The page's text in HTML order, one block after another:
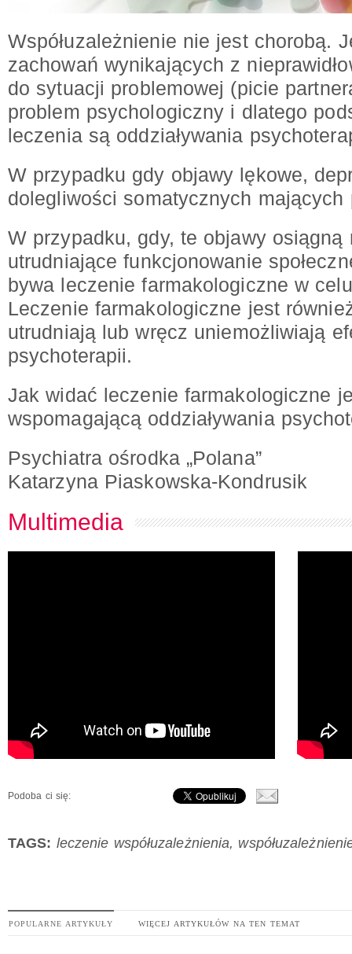
Współuzależnienie nie jest chorobą.
zachowań wynikających z
do sytuacji problemowej (picie
problem psychologiczny i dlatego
leczenia są oddziaływania
W przypadku gdy objawy lękowe,
dolegliwości somatycznych mających
W przypadku, gdy, te objawy
utrudniające funkcjonowanie
bywa leczenie farmakologiczne w
Leczenie farmakologiczne jest
utrudniają lub wręcz uniemożliwiają
psychoterapii.
Jak widać leczenie farmakologiczne
wspomagającą oddziaływania
Psychiatra ośrodka „Polana”
Katarzyna Piaskowska-Kondrusik
Multimedia
Podoba ci się:
TAGS: leczenie współuzależnienia,
POPULARNE ARTYKUŁY WIĘCEJ ARTYKUŁÓW NA TEN TEMAT